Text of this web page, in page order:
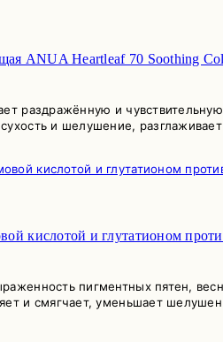
ANUA Heartleaf 70 Soothing
раздражённую и
и шелушение,
кислотой и глутатионом
пигментных пятен,
и смягчает, уменьшает